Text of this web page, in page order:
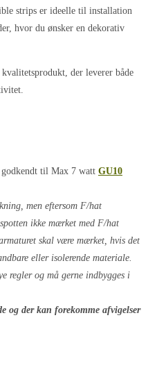
strips er ideelle til installation
hvor du ønsker en dekorativ
der leverer både
til Max 7 watt GU10
men eftersom F/hat
ikke mærket med F/hat
skal være mærket, hvis det
eller isolerende materiale.
regler og må gerne indbygges i
og der kan forekomme afvigelser